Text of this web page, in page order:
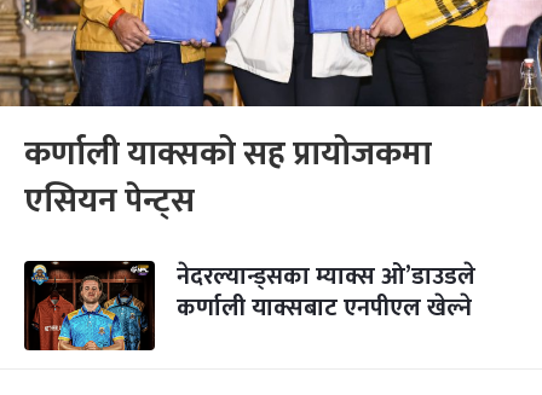
कर्णाली याक्सको सह प्रायोजकमा
एसियन पेन्ट्स
नेदरल्यान्ड्सका म्याक्स ओ’डाउडले
कर्णाली याक्सबाट एनपीएल खेल्ने